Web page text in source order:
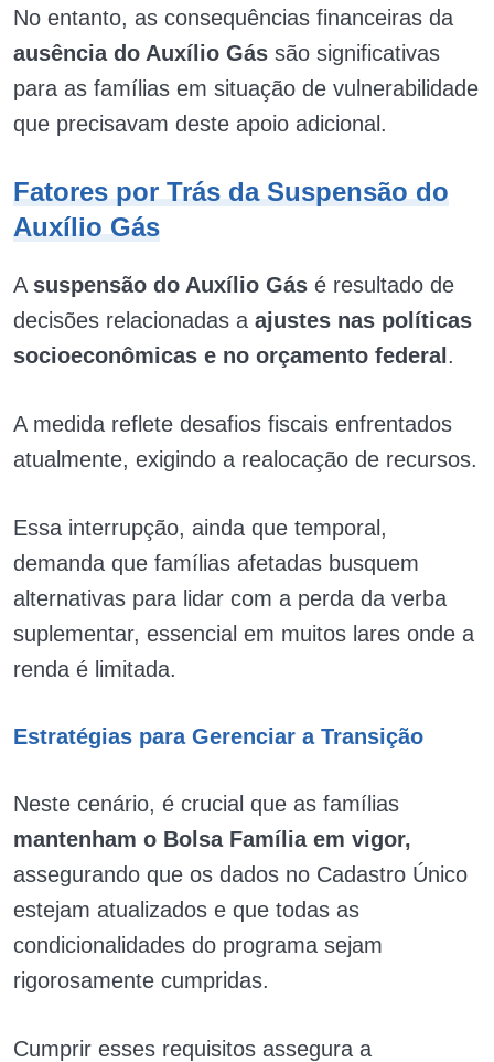
No entanto, as consequências financeiras da
ausência do Auxílio Gás são significativas
para as famílias em situação de vulnerabilidade
que precisavam deste apoio adicional.
Fatores por Trás da Suspensão do
Auxílio Gás
A suspensão do Auxílio Gás é resultado de
decisões relacionadas a ajustes nas políticas
socioeconômicas e no orçamento federal.
A medida reflete desafios fiscais enfrentados
atualmente, exigindo a realocação de recursos.
Essa interrupção, ainda que temporal,
demanda que famílias afetadas busquem
alternativas para lidar com a perda da verba
suplementar, essencial em muitos lares onde a
renda é limitada.
Estratégias para Gerenciar a Transição
Neste cenário, é crucial que as famílias
mantenham o Bolsa Família em vigor,
assegurando que os dados no Cadastro Único
estejam atualizados e que todas as
condicionalidades do programa sejam
rigorosamente cumpridas.
Cumprir esses requisitos assegura a